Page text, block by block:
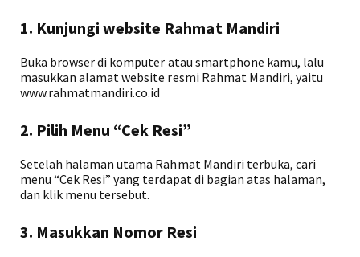
1. Kunjungi website Rahmat Mandiri
Buka browser di komputer atau smartphone kamu, lalu
masukkan alamat website resmi Rahmat Mandiri, yaitu
www.rahmatmandiri.co.id
2. Pilih Menu “Cek Resi”
Setelah halaman utama Rahmat Mandiri terbuka, cari
menu “Cek Resi” yang terdapat di bagian atas halaman,
dan klik menu tersebut.
3. Masukkan Nomor Resi